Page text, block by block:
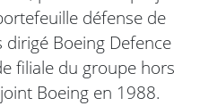
défense de
dirigé Boeing Defence
filiale du groupe hors
Boeing en 1988.